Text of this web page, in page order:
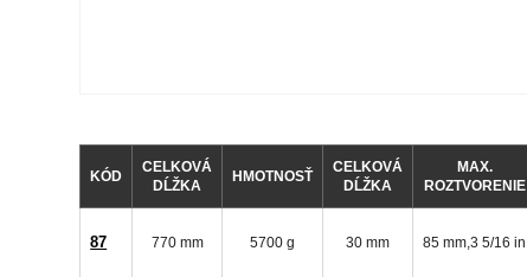
KÓD
CELKOVÁ
DĹŽKA
HMOTNOSŤ
CELKOVÁ
DĹŽKA
MAX.
ROZTVORENIE
87 770 mm 5700 g 30 mm 85 mm,3 5/16 in